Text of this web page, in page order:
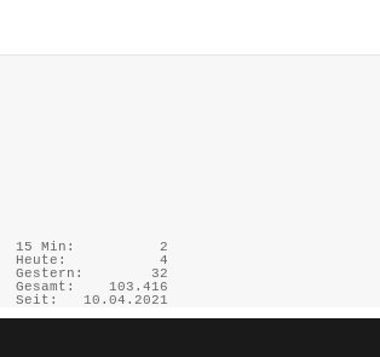
15 Min:
2
Heute:
4
Gestern:
32
Gesamt:
103.416
Seit:
10.04.2021